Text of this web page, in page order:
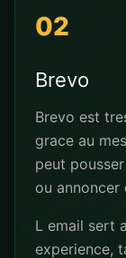
02
Brevo
Brevo est
grace au
peut
ou
L email sert
experience,